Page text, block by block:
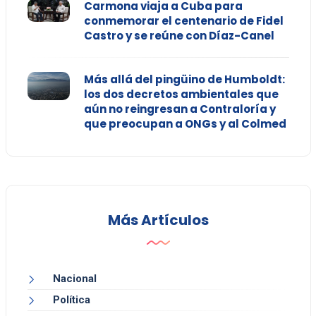
Carmona viaja a Cuba para
conmemorar el centenario de Fidel
Castro y se reúne con Díaz-Canel
Más allá del pingüino de Humboldt:
los dos decretos ambientales que
aún no reingresan a Contraloría y
que preocupan a ONGs y al Colmed
Más Artículos
Nacional
Política